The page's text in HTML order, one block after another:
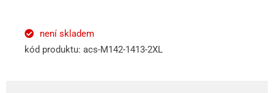
není skladem
kód produktu: acs-M142-1413-2XL